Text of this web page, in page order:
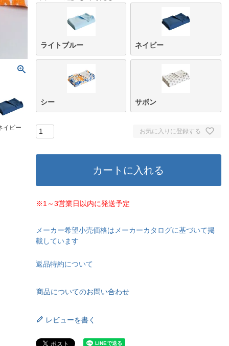
イビー
ライトブルー ネイビー
シー サボン
お気に入りに登録する
カートに入れる
※1～3営業日以内に発送予定
メーカー希望小売価格はメーカーカタログに基づいて掲
載しています
返品特約について
商品についてのお問い合わせ
レビューを書く